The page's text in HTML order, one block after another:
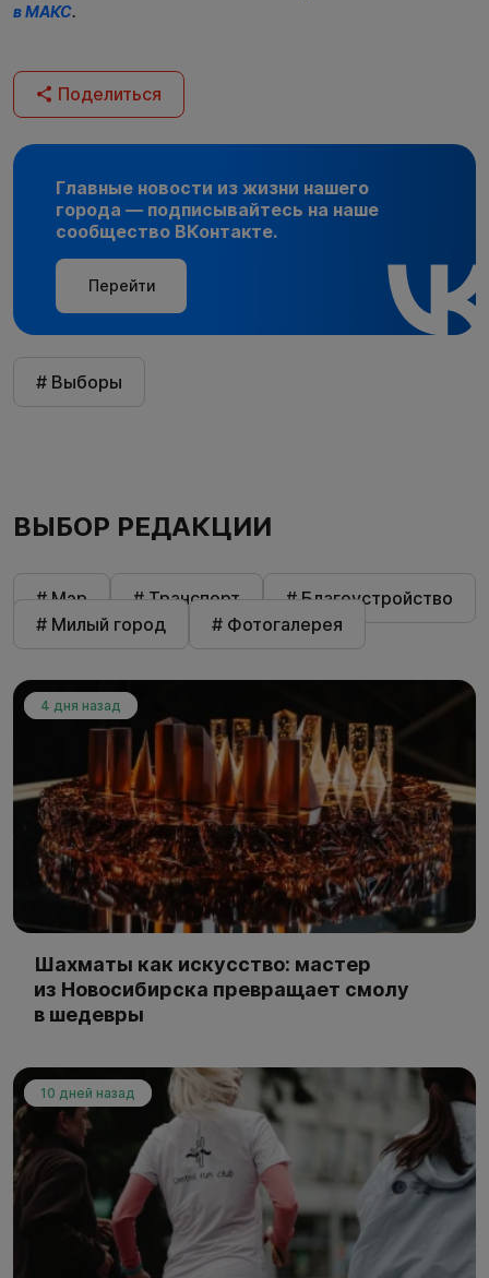
в МАКС.
Поделиться
Главные новости из жизни нашего
города — подписывайтесь на наше
сообщество ВКонтакте.
Перейти
# Выборы
ВЫБОР РЕДАКЦИИ
# Мэр # Транспорт
# Благоустройство
# Милый город
# Фотогалерея
4 дня назад
Шахматы как искусство: мастер
из Новосибирска превращает смолу
в шедевры
10 дней назад